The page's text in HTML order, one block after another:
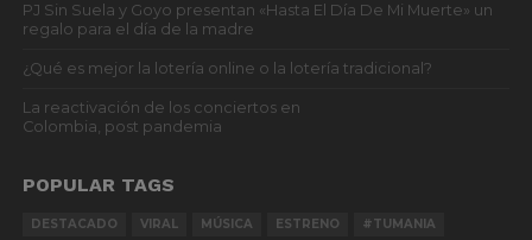
PJ Sin Suela y Goyo presentan «Hasta El Día De Mi Muerte» un
regalo para el día de la madre
¿Qué es mejor la lotería online o la lotería tradicional?
La reactivación de los conciertos en
Colombia, post pandemia
POPULAR TAGS
DESTACADO VIRAL MÚSICA ESTRENO
#TUMANIA